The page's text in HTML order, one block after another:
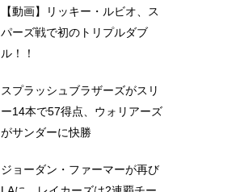
【動画】リッキー・ルビオ、ス
パーズ戦で初のトリプルダブ
ル！！
スプラッシュブラザーズがスリ
ー14本で57得点、ウォリアーズ
がサンダーに快勝
ジョーダン・ファーマーが再び